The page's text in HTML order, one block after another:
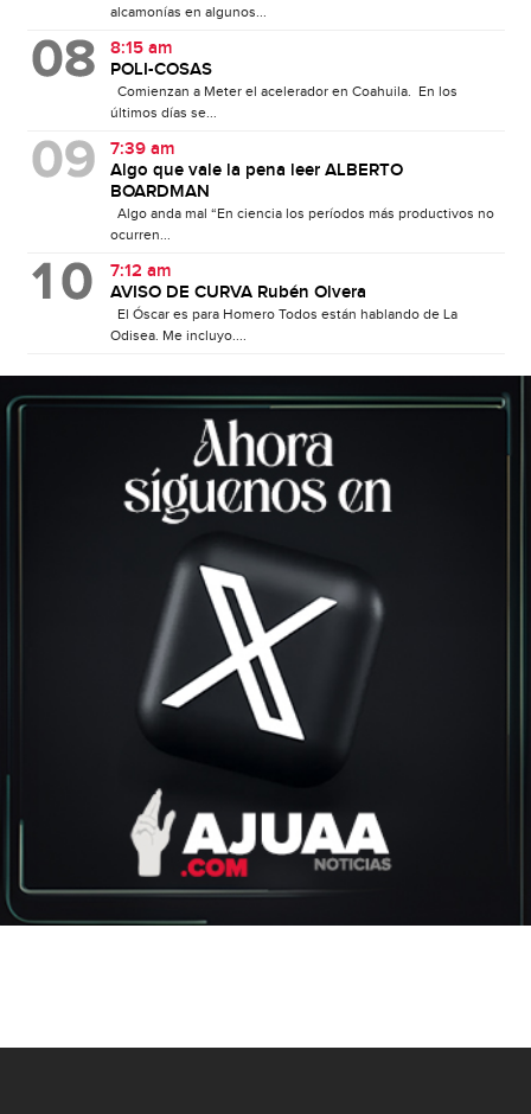
alcamonías en algunos...
8:15 am
POLI-COSAS
Comienzan a Meter el acelerador en Coahuila. En los
últimos días se...
7:39 am
Algo que vale la pena leer ALBERTO
BOARDMAN
Algo anda mal “En ciencia los períodos más productivos no
ocurren...
7:12 am
AVISO DE CURVA Rubén Olvera
El Óscar es para Homero Todos están hablando de La
Odisea. Me incluyo....